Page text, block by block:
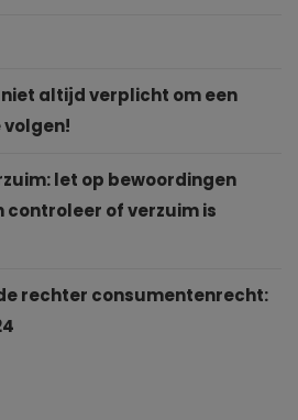
altijd verplicht om een
let op bewoordingen
of verzuim is
rechter consumentenrecht: